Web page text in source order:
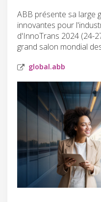
ABB présente sa large
innovantes pour
d'InnoTrans 2024 (24-
grand salon mondial
global.abb